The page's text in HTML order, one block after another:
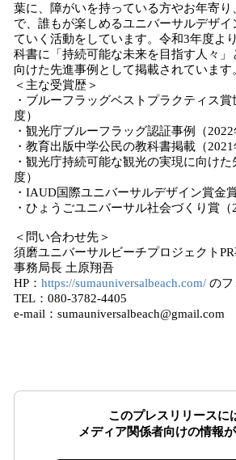
葉に、障がいを持っている方やお年寄り
で、誰もが楽しめるユニバーサルデザイ
ていく活動をしています。令和3年度よ
科書に「持続可能な未来を目指す人々」
向けた先進事例として掲載されています
＜主な受賞歴＞
・ブルーフラッグベストプラクティス
度）
・観光庁ブルーフラッグ認証事例（2022
・教育出版中学公民の教科書掲載（2021
・観光庁持続可能な観光の実現に向け
度）
・IAUD国際ユニバーサルデザイン賞金
・ひょうごユニバーサル社会づくり賞（
＜問い合わせ先＞
須磨ユニバーサルビーチプロジェクト
事務局長 土原翔吾
HP： https://sumauniversalbeach.com/ のフ
TEL：080-3782-4405
e-mail：sumauniversalbeach@gmail.com
このプレスリリースに
メディア関係者向けの情報